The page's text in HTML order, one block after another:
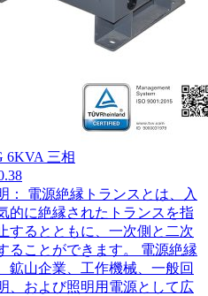
6KVA 三相
： 電源絶縁トランスとは、入
的に絶縁されたトランスを指
するとともに、一次側と二次
ることができます。 電源絶縁
鉱山企業、工作機械、一般回
、および照明用電源として広